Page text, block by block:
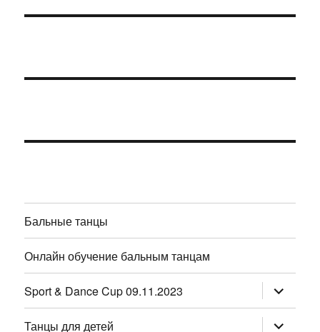
Бальные танцы
Онлайн обучение бальным танцам
Sport & Dance Cup 09.11.2023 раскрыть
дочернее
меню
Танцы для детей
раскрыть